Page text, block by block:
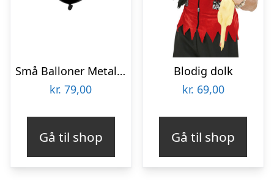
Små Balloner Metallic Black
kr. 79,00
Gå til shop
Blodig dolk
kr. 69,00
Gå til shop